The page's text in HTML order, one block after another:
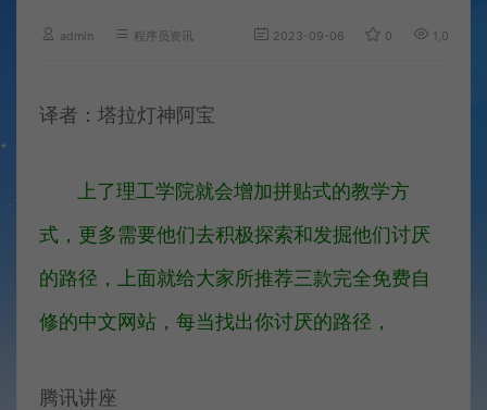
admin 程序员资讯 2023-09-06 0 1,045
译者：塔拉灯神阿宝
上了理工学院就会增加拼贴式的教学方
式，更多需要他们去积极探索和发掘他们讨厌
的路径，上面就给大家所推荐三款完全免费自
修的中文网站，每当找出你讨厌的路径，
腾讯讲座